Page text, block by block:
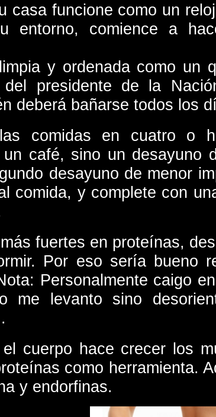
casa funcione como un
entorno, comience a
y ordenada como un
presidente de la
deberá bañarse todos los
comidas en cuatro o
café, sino un desayuno
desayuno de menor
comida, y complete con
fuertes en proteínas,
Por eso sería bueno
Personalmente caigo
me levanto sino
cuerpo hace crecer los
como herramienta.
y endorfinas.